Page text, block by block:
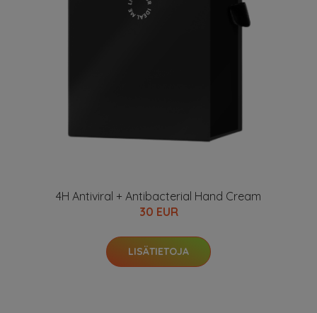
4H Antiviral + Antibacterial Hand Cream
30 EUR
LISÄTIETOJA